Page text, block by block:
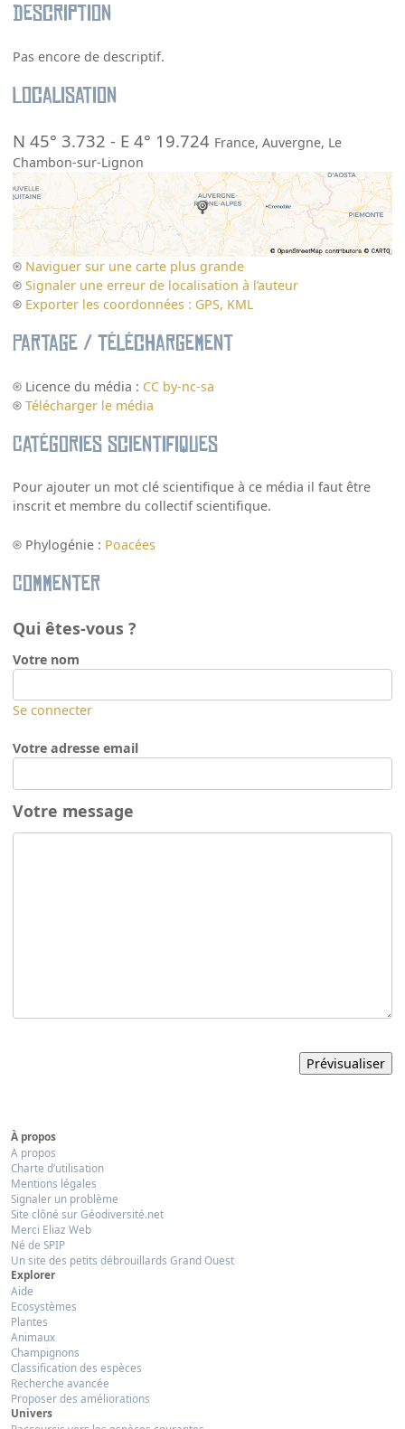
Description
Pas encore de descriptif.
Localisation
N 45° 3.732 - E 4° 19.724 France,Auvergne, Le
Chambon-sur-Lignon
Naviguer sur une carte plus grande
Signaler une erreur de localisation à l’auteur
Exporter les coordonnées : GPS, KML
Partage / Téléchargement
Licence du média : CC by-nc-sa
Télécharger le média
Catégories scientifiques
Pour ajouter un mot clé scientifique à ce média il faut être
inscrit et membre du collectif scientifique.
Phylogénie : Poacées
Commenter
Qui êtes-vous ?
Votre nom
Se connecter
Votre adresse email
Votre message
À propos
A propos
Charte d’utilisation
Mentions légales
Signaler un problème
Site clôné sur Géodiversité.net
Merci Eliaz Web
Né de SPIP
Un site des petits débrouillards Grand Ouest
Explorer
Aide
Ecosystèmes
Plantes
Animaux
Champignons
Classification des espèces
Recherche avancée
Proposer des améliorations
Univers